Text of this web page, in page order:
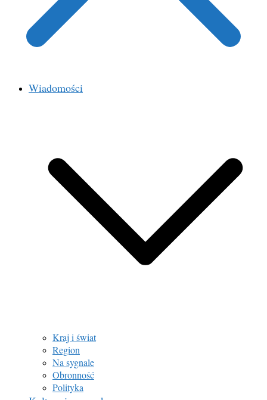
Wiadomości
Kraj i świat
Region
Na sygnale
Obronność
Polityka